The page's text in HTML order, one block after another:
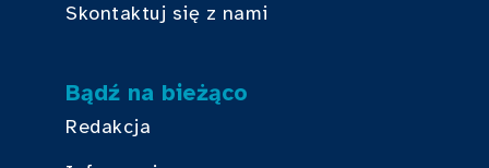
Skontaktuj się z nami
Bądź na bieżąco
Redakcja